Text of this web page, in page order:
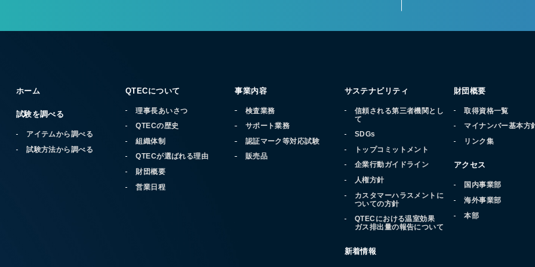
ホーム
試験を調べる
アイテムから調べる
試験方法から調べる
QTECについて
理事長あいさつ
QTECの歴史
組織体制
QTECが選ばれる理由
財団概要
営業日程
事業内容
検査業務
サポート業務
認証マーク等対応試験
販売品
サステナビリティ
信頼される第三者機関とし
て
SDGs
トップコミットメント
企業行動ガイドライン
人権方針
カスタマーハラスメントに
ついての方針
QTECにおける温室効果
ガス排出量の報告について
新着情報
財団概要
取得資格一覧
マイナンバー基本方
リンク集
アクセス
国内事業部
海外事業部
本部